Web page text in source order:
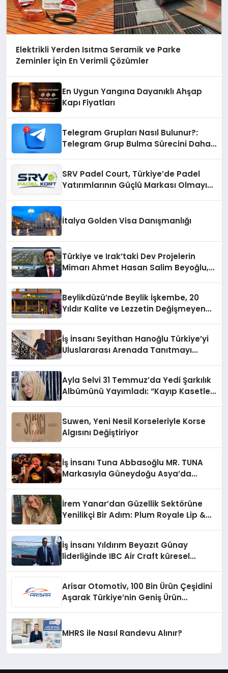
Elektrikli Yerden Isıtma Seramik ve Parke
Zeminler İçin En Verimli Çözümler
En Uygun Yangına Dayanıklı Ahşap
Kapı Fiyatları
Telegram Grupları Nasıl Bulunur?:
Telegram Grup Bulma Sürecini Daha
SRV Padel Court, Türkiye’de Padel
Yatırımlarının Güçlü Markası Olmayı
İtalya Golden Visa Danışmanlığı
Türkiye ve Irak’taki Dev Projelerin
Mimarı Ahmet Hasan Salim Beyoğlu,
Hayata Geçirecek
Beylikdüzü’nde Beylik İşkembe, 20
Yıldır Kalite ve Lezzetin Değişmeyen
İş İnsanı Seyithan Hanoğlu Türkiye’yi
Uluslararası Arenada Tanıtmayı
Ayla Selvi 31 Temmuz’da Yedi Şarkılık
Albümünü Yayımladı: “Kayıp Kasetler
Suwen, Yeni Nesil Korseleriyle Korse
Algısını Değiştiriyor
İş İnsanı Tuna Abbasoğlu MR. TUNA
Markasıyla Güneydoğu Asya’da
İrem Yanar’dan Güzellik Sektörüne
Yenilikçi Bir Adım: Plum Royale Lip &
İş İnsanı Yıldırım Beyazıt Günay
liderliğinde IBC Air Craft küresel
Arisar Otomotiv, 100 Bin Ürün Çeşidini
Aşarak Türkiye’nin Geniş Ürün
MHRS ile Nasıl Randevu Alınır?